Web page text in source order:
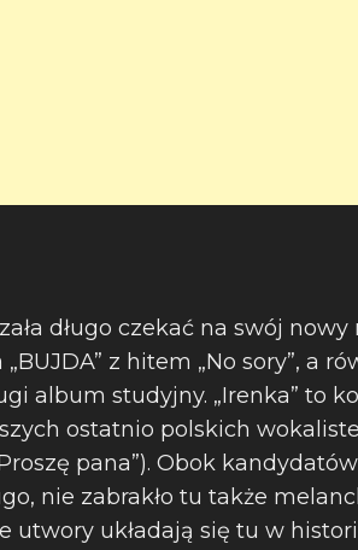
długo czekać na swój nowy
z hitem „No sory”, a
album studyjny. „Irenka” to
ostatnio polskich
pana”). Obok
nie zabrakło tu także
utwory układają się tu w